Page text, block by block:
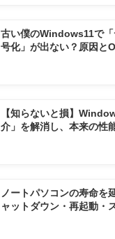
古い僕のWindows11で
号化」が出ない？原因と
【知らないと損】
介」を解消し、本来の性
ノートパソコンの寿命を
ャットダウン・再起動・